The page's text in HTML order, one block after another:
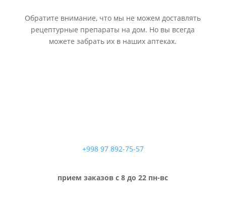
Обратите внимание, что мы не можем доставлять
рецептурные препараты на дом. Но вы всегда
можете забрать их в наших аптеках.
+998 97 892-75-57
прием заказов с 8 до 22 пн-вс